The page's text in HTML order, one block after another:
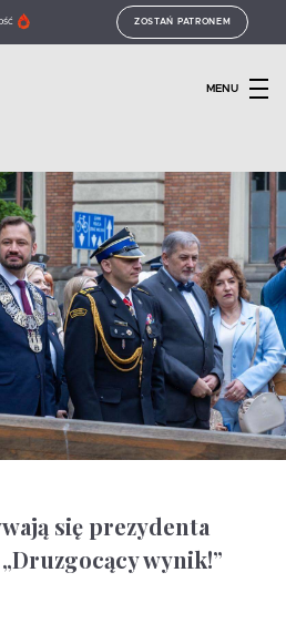
ZOSTAŃ PATRONEM
MENU
się prezydenta
wynik!”